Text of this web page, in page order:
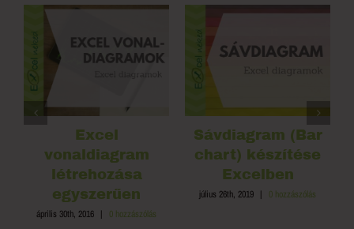
Excel
vonaldiagram
létrehozása
egyszerűen
április 30th, 2016 | 0 hozzászólás
Sávdiagram (Bar
chart) készítése
Excelben
július 26th, 2019 | 0 hozzászólás